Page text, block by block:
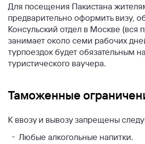
Для посещения Пакистана
предварительно оформить визу,
Консульский отдел в Москве (вся
занимает около семи рабочих
турпоездок будет обязательным
туристического ваучера.
Таможенные
К ввозу и вывозу запрещены
Любые алкогольные напитки.